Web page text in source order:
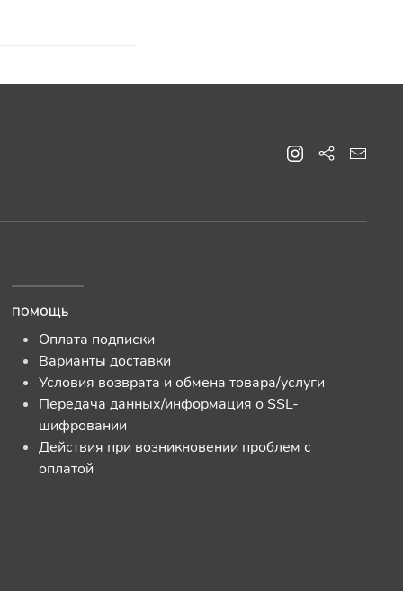
ПОМОЩЬ
Оплата подписки
Варианты доставки
Условия возврата и обмена товара/услуги
Передача данных/информация о SSL-
шифровании
Действия при возникновении проблем с
оплатой